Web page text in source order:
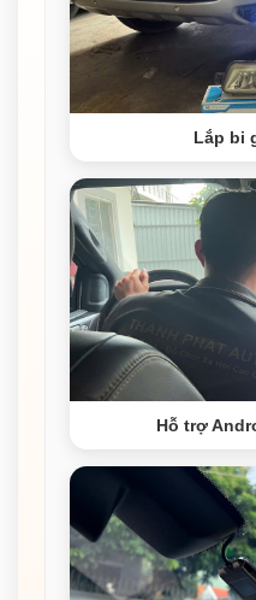
Lắp bi
Hỗ trợ